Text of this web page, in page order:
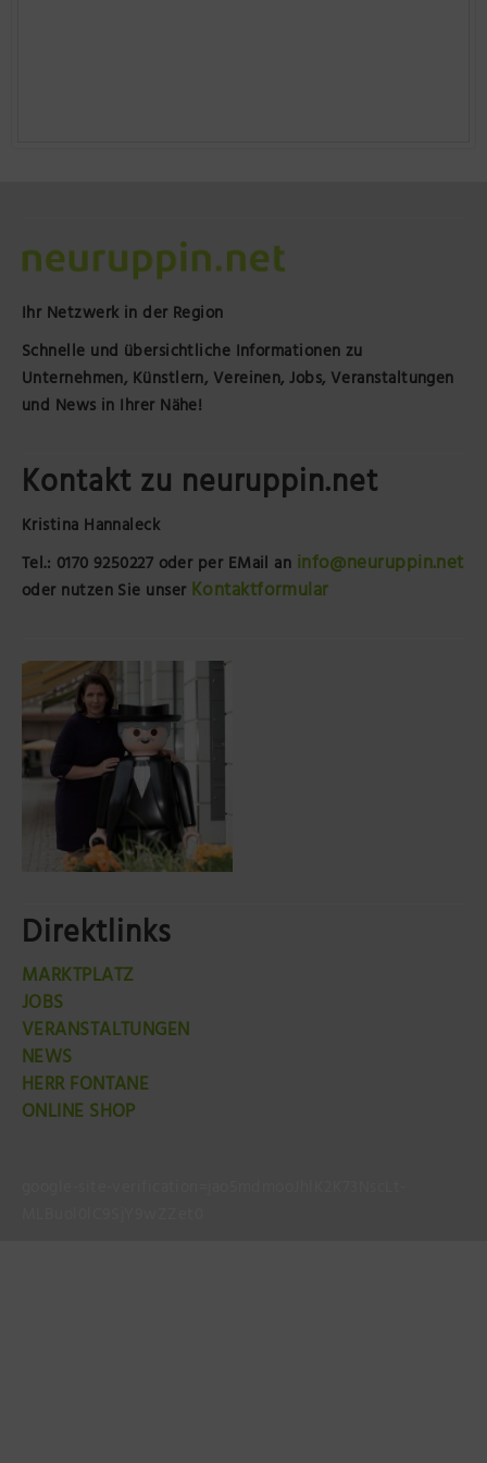
Ihr Netzwerk in der Region
Schnelle und übersichtliche Informationen zu
Unternehmen, Künstlern, Vereinen, Jobs, Veranstaltungen
und News in Ihrer Nähe!
Kontakt zu neuruppin.net
Kristina Hannaleck
Tel.: 0170 9250227 oder per EMail an info@neuruppin.net
oder nutzen Sie unser Kontaktformular
Direktlinks
MARKTPLATZ
JOBS
VERANSTALTUNGEN
NEWS
HERR FONTANE
ONLINE SHOP